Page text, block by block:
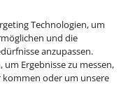
Technologien, um
und die
anzupassen.
Ergebnisse zu messen,
kommen oder um unsere